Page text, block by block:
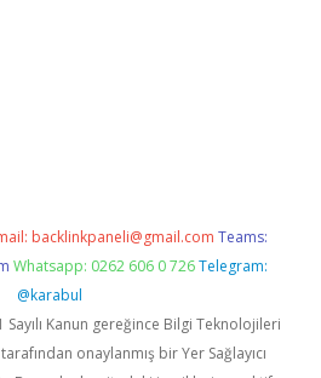
backlinkpaneli@gmail.com Teams:
Whatsapp: 0262 606 0 726 Telegram:
@karabul
Sayılı Kanun gereğince Bilgi Teknolojileri
onaylanmış bir Yer Sağlayıcı